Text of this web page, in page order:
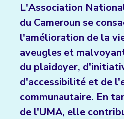
L'Association
du Cameroun se
l'amélioration de la
aveugles et
du plaidoyer,
d'accessibilité et de
communautaire. En
de l'UMA, elle